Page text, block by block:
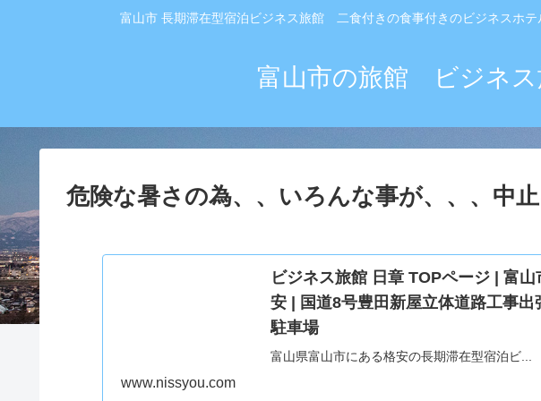
富山市 長期滞在型宿泊ビジネス旅館 二食付きの食事付きのビジネスホ
富山市の旅館 ビジネス
危険な暑さの為、、いろんな事が、、、中止
ビジネス旅館 日章 TOPページ | 富
安 | 国道8号豊田新屋立体道路工事
駐車場
富山県富山市にある格安の長期滞在型宿泊ビ...
www.nissyou.com